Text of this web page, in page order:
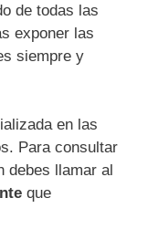
de todas las
exponer las
siempre y
en las
Para consultar
debes llamar al
que